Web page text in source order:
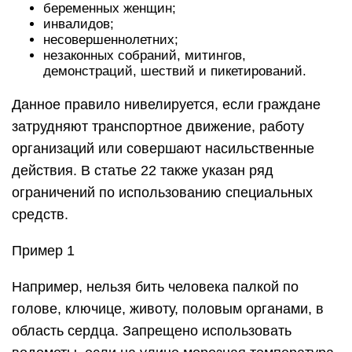
беременных женщин;
инвалидов;
несовершеннолетних;
незаконных собраний, митингов,
демонстраций, шествий и пикетирований.
Данное правило нивелируется, если граждане
затрудняют транспортное движение, работу
организаций или совершают насильственные
действия. В статье 22 также указан ряд
ограничений по использованию специальных
средств.
Пример 1
Например, нельзя бить человека палкой по
голове, ключице, животу, половым органами, в
область сердца. Запрещено использовать